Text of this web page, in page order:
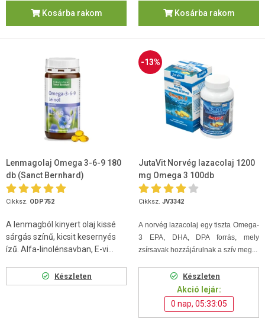
Kosárba rakom Kosárba rakom
Lenmagolaj Omega 3-6-9 180
db (Sanct Bernhard)
Cikksz. ODP752
A lenmagból kinyert olaj kissé
sárgás színű, kicsit kesernyés
ízű. Alfa-linolénsavban, E-vi...
Készleten
-13%
JutaVit Norvég lazacolaj 1200
mg Omega 3 100db
Cikksz. JV3342
A norvég lazacolaj egy tiszta Omega-
3 EPA, DHA, DPA forrás, mely
zsírsavak hozzájárulnak a szív meg...
Készleten
Akció lejár:
0 nap, 05:33:04